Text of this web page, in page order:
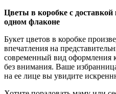
Цветы в коробке с
одном флаконе
Букет цветов в коробке
впечатления на
современный вид оформления
без внимания. Ваше
на ее лице вы увидите